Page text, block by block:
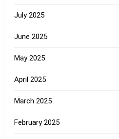
July 2025
June 2025
May 2025
April 2025
March 2025
February 2025